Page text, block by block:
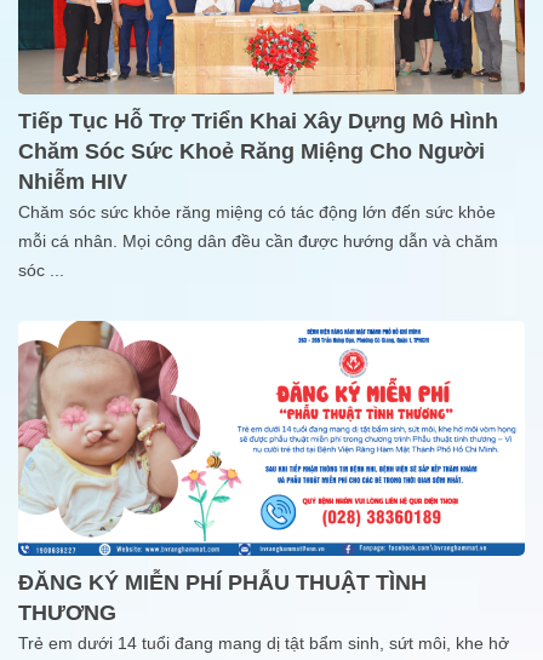
Tiếp Tục Hỗ Trợ Triển Khai Xây Dựng Mô Hình
Chăm Sóc Sức Khoẻ Răng Miệng Cho Người
Nhiễm HIV
Chăm sóc sức khỏe răng miệng có tác động lớn đến sức khỏe
mỗi cá nhân. Mọi công dân đều cần được hướng dẫn và chăm
sóc
ĐĂNG KÝ MIỄN PHÍ PHẪU THUẬT TÌNH
THƯƠNG
Trẻ em dưới 14 tuổi đang mang dị tật bẩm sinh, sứt môi, khe hở